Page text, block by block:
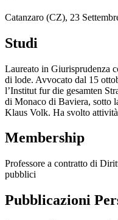
Catanzaro (CZ), 23
Studi
Laureato in Giurisprudenza
di lode. Avvocato dal 15
l’Institut fur die gesamten
di Monaco di Baviera, sotto
Klaus Volk. Ha svolto
Membership
Professore a contratto di
pubblici
Pubblicazioni